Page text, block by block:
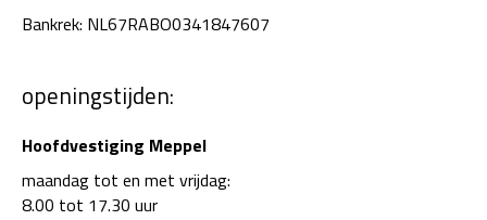
Bankrek: NL67RABO0341847607
openingstijden:
Hoofdvestiging Meppel
maandag tot en met vrijdag:
8.00 tot 17.30 uur